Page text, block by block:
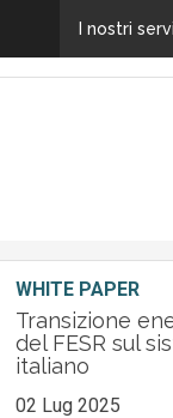
I nostri
smeup sceglie
WHITE PAPER
Transizione
del FESR sul
italiano
02 Lug 2025